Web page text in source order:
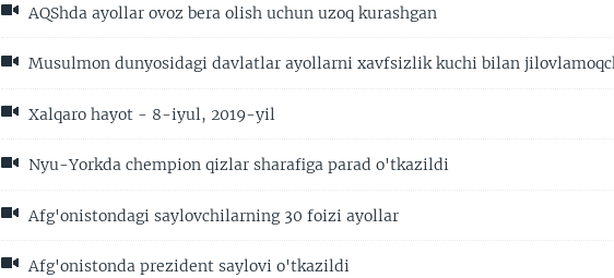
AQShda ayollar ovoz bera olish uchun uzoq kurashgan
Musulmon dunyosidagi davlatlar ayollarni xavfsizlik kuchi bilan
Xalqaro hayot - 8-iyul, 2019-yil
Nyu-Yorkda chempion qizlar sharafiga parad o'tkazildi
Afg'onistondagi saylovchilarning 30 foizi ayollar
Afg'onistonda prezident saylovi o'tkazildi